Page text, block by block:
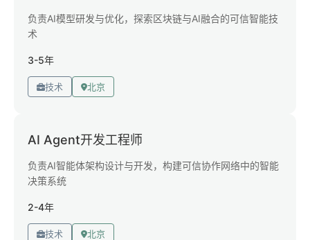
负责AI模型研发与优化，探索区块链与AI融合的可信智能技
术
3-5年
技术 北京
AI Agent开发工程师
负责AI智能体架构设计与开发，构建可信协作网络中的智能
决策系统
2-4年
技术 北京